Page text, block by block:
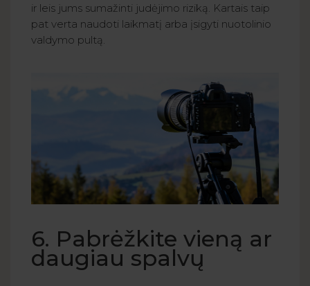
ir leis jums sumažinti judėjimo riziką. Kartais taip
pat verta naudoti laikmatį arba įsigyti nuotolinio
valdymo pultą.
6. Pabrėžkite vieną ar
daugiau spalvų